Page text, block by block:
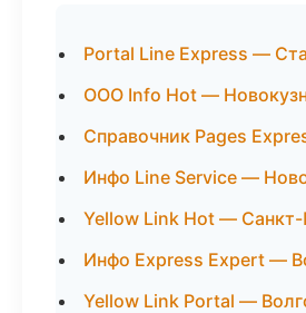
Portal Line Express —
ООО Info Hot —
Справочник Pages
Инфо Line Service —
Yellow Link Hot — Санкт-
Инфо Express Expert —
Yellow Link Portal —